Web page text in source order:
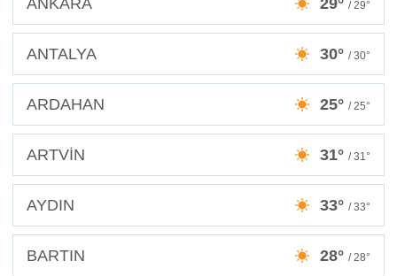
/ 29°
ANTALYA 30° / 30°
ARDAHAN 25° / 25°
ARTVİN 31° / 31°
AYDIN 33° / 33°
BARTIN 28° / 28°